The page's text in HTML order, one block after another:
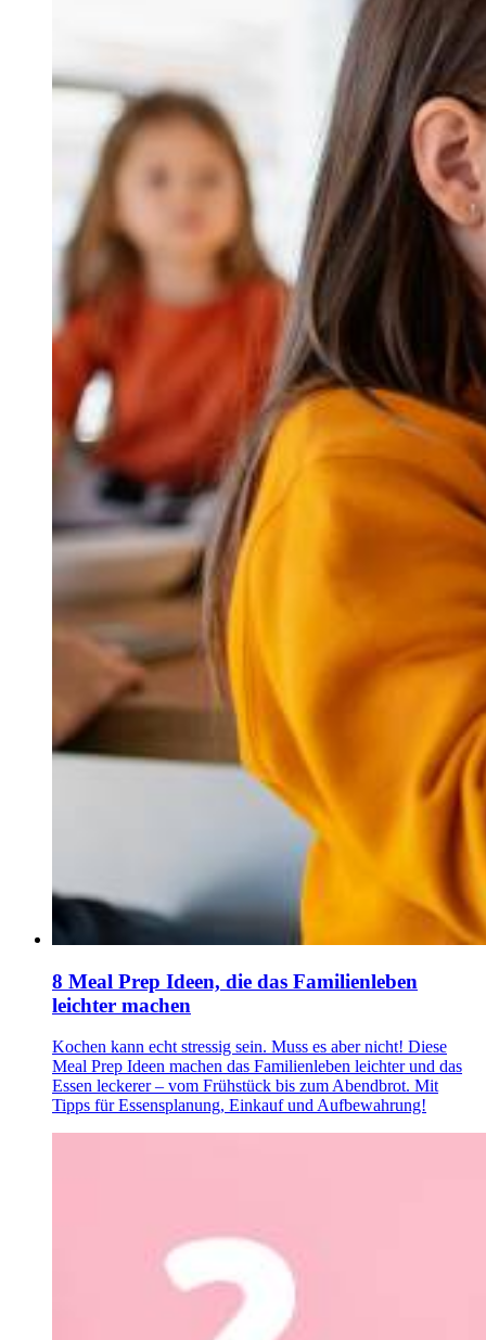
8 Meal Prep Ideen, die das Familienleben
leichter machen
Kochen kann echt stressig sein. Muss es aber nicht! Diese
Meal Prep Ideen machen das Familienleben leichter und das
Essen leckerer – vom Frühstück bis zum Abendbrot. Mit
Tipps für Essensplanung, Einkauf und Aufbewahrung!